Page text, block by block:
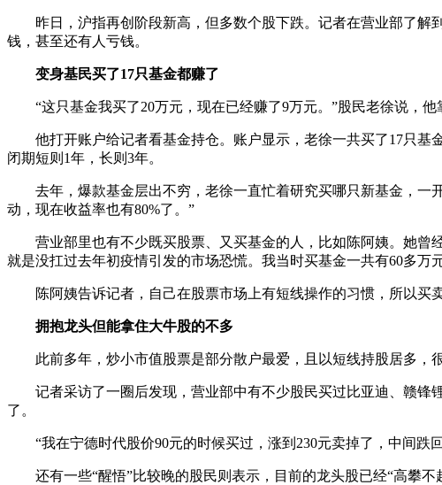
昨日，沪指再创阶段新高，但多数个股下跌。记者在营业部了解
钱，甚至还有人亏钱。
变身基民买了17只基金都赚了
“这只基金我买了20万元，现在已经赚了9万元。”股民老徐说，他
他打开账户给记者看基金持仓。账户显示，老徐一共买了17只基
闭期短则1年，长则3年。
去年，爆款基金层出不穷，老徐一直忙着研究买哪只新基金，一
动，现在收益率也有80%了。”
营业部里也有不少既买股票、又买基金的人，比如陈阿姨。她曾
就是没扛过去年初疫情引发的市场恐慌。我当时买基金一共有60多
陈阿姨告诉记者，自己在股票市场上有短线操作的习惯，所以买
拥抱龙头但能拿住大牛股的不多
此前多年，炒小市值股票是部分散户最爱，且以短线持股居多，很
记者采访了一圈后发现，营业部中有不少股民买过比亚迪、赣锋
了。
“我在宁德时代股价90元的时候买过，涨到230元卖掉了，中间跌
还有一些“醒悟”比较晚的股民则表示，目前的龙头股已经“高攀不